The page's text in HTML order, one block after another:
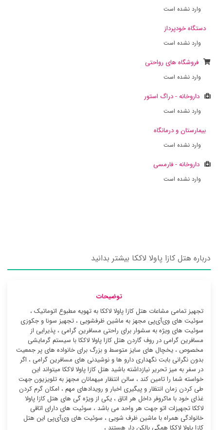
وارد نشده است
دستگاه خودپرداز
وارد نشده است
فروشگاه های رواحتی
وارد نشده است
داروخانه - دراگ استور
وارد نشده است
بیمارستان و درمانگاه
وارد نشده است
داروخانه - فارمسی
وارد نشده است
درباره هتل کازا پاولا لاککا بیشتر بدانید
توضیحات
تجهیز تمامی مشاعات هتل کازا پاولا لاککا به تهویه مطبوع اتوماتیک ،
سوئیت ‌های وی‌آی‌پی مجهز به ماشین ظرفشویی ، تجهیز سونا و جکوزی
سوئیت ‌های ویژه به سشوار برای راحتی مسافرین گرامی ، پذیرایی از
مسافرین گرامی در روف گاردن هتل کازا پاولا لاککا با سیستم گرمایشی
مخصوص ، یخچال های سایز متوسط و بزرگ برای خانواده های پر جمعیت
بدون نگرانی بابت نگهداری دارو ها و نوشیدنی های مسافرین گرامی ، اگر
در سفر به میز تحریر نیازداشته باشید هتل کازا پاولا لاککا میتواند این
خواسته شما را تامین کند ، سالن انتظار میهمانان مجهز به تلویزیون جهت
طی کردن زمان انتظار و پیگیری اخبار و رویدادهای مهم ، امکان گرم کردن
غذای خود با ماکروفر داخل هر اتاق ، یکی از ویژه گی های هتل کازا پاولا
لاککا تجهیزات اتو جهت هر واحد می باشد ، سوئیت ‌های دارای اتاقی
خانوادگی همراه با ماشین ظرف شویی ، سوئیت ‌های وی‌آی‌پی این هتل
کازا پاولا لاککا همگی بالکن دار هستند ،